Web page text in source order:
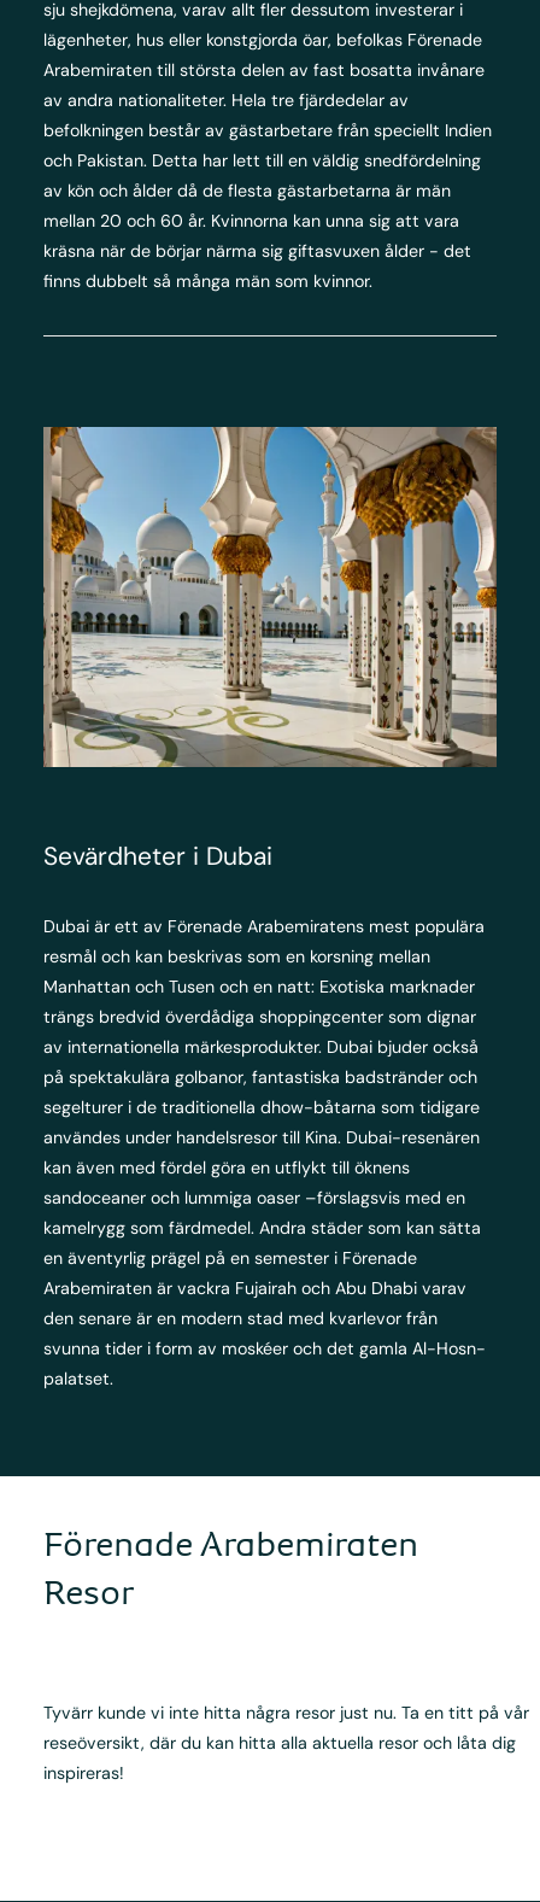
sju shejkdömena, varav allt fler dessutom investerar i
lägenheter, hus eller konstgjorda öar, befolkas Förenade
Arabemiraten till största delen av fast bosatta invånare
av andra nationaliteter. Hela tre fjärdedelar av
befolkningen består av gästarbetare från speciellt Indien
och Pakistan. Detta har lett till en väldig snedfördelning
av kön och ålder då de flesta gästarbetarna är män
mellan 20 och 60 år. Kvinnorna kan unna sig att vara
kräsna när de börjar närma sig giftasvuxen ålder - det
finns dubbelt så många män som kvinnor.
Sevärdheter i Dubai
Dubai är ett av Förenade Arabemiratens mest populära
resmål och kan beskrivas som en korsning mellan
Manhattan och Tusen och en natt: Exotiska marknader
trängs bredvid överdådiga shoppingcenter som dignar
av internationella märkesprodukter. Dubai bjuder också
på spektakulära golbanor, fantastiska badstränder och
segelturer i de traditionella dhow-båtarna som tidigare
användes under handelsresor till Kina. Dubai-resenären
kan även med fördel göra en utflykt till öknens
sandoceaner och lummiga oaser –förslagsvis med en
kamelrygg som färdmedel. Andra städer som kan sätta
en äventyrlig prägel på en semester i Förenade
Arabemiraten är vackra Fujairah och Abu Dhabi varav
den senare är en modern stad med kvarlevor från
svunna tider i form av moskéer och det gamla Al-Hosn-
palatset.
Förenade Arabemiraten
Resor
Tyvärr kunde vi inte hitta några resor just nu. Ta en titt på vår
reseöversikt, där du kan hitta alla aktuella resor och låta dig
inspireras!